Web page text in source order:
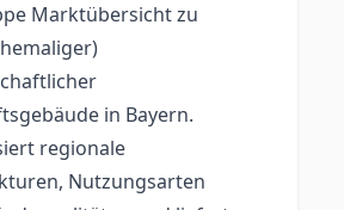
Marktübersicht zu
in Bayern.
regionale
Nutzungsarten